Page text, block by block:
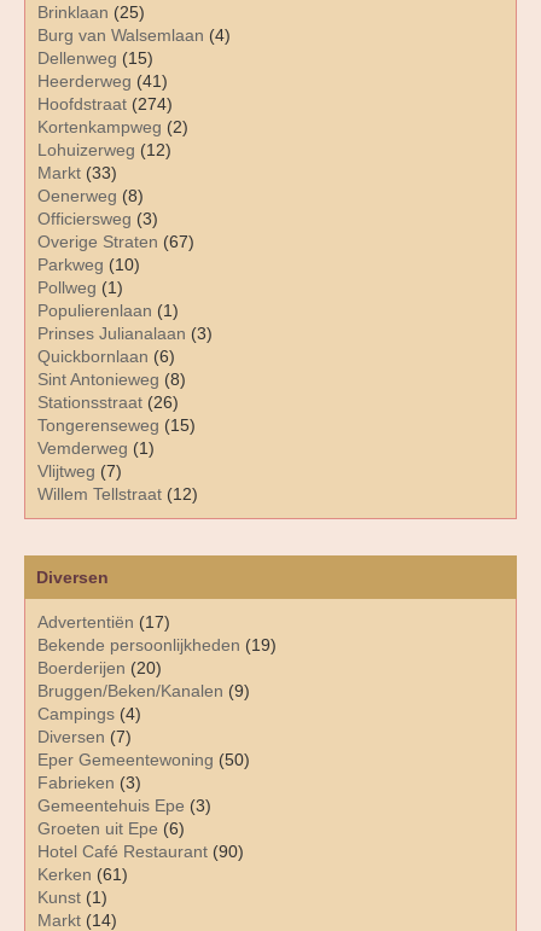
Diversen
Advertentiën (17)
Bekende persoonlijkheden (19)
Boerderijen (20)
Bruggen/Beken/Kanalen (9)
Campings (4)
Diversen (7)
Eper Gemeentewoning (50)
Fabrieken (3)
Gemeentehuis Epe (3)
Groeten uit Epe (6)
Hotel Café Restaurant (90)
Kerken (61)
Kunst (1)
Markt (14)
Brinklaan (25)
Burg van Walsemlaan (4)
Dellenweg (15)
Heerderweg (41)
Hoofdstraat (274)
Kortenkampweg (2)
Lohuizerweg (12)
Markt (33)
Oenerweg (8)
Officiersweg (3)
Overige Straten (67)
Parkweg (10)
Pollweg (1)
Populierenlaan (1)
Prinses Julianalaan (3)
Quickbornlaan (6)
Sint Antonieweg (8)
Stationsstraat (26)
Tongerenseweg (15)
Vemderweg (1)
Vlijtweg (7)
Willem Tellstraat (12)